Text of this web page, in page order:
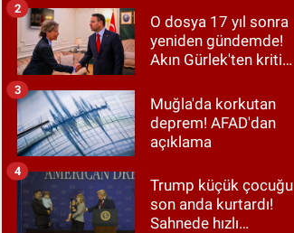
O dosya 17 yıl sonra
yeniden gündemde!
Akın Gürlek'ten kritik
2
Muğla'da korkutan
deprem! AFAD'dan
açıklama
3
Trump küçük çocuğu
son anda kurtardı!
Sahnede hızlı
4